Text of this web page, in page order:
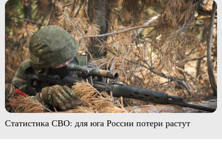
Статистика СВО: для юга России потери растут